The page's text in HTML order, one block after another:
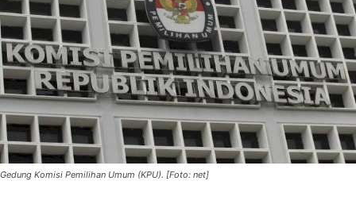
Gedung Komisi Pemilihan Umum (KPU). [Foto: net]